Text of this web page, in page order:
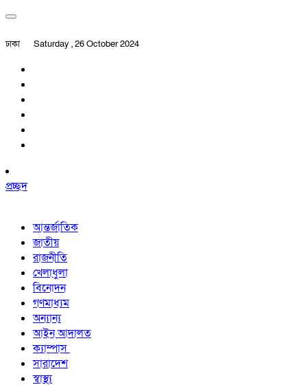
ঢাকা Saturday , 26 October 2024
প্রচ্ছদ
আন্তর্জাতিক
জাতীয়
রাজনীতি
খেলাধুলা
বিনোদন
গণমাধ্যম
অন্যান্য
আইন আদালত
ক্যাম্পাস
সারাদেশ
স্বাস্থ্য